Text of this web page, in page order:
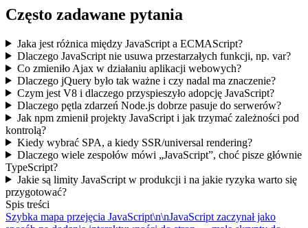
Często zadawane pytania
Jaka jest różnica między JavaScript a ECMAScript?
Dlaczego JavaScript nie usuwa przestarzałych funkcji, np. var?
Co zmieniło Ajax w działaniu aplikacji webowych?
Dlaczego jQuery było tak ważne i czy nadal ma znaczenie?
Czym jest V8 i dlaczego przyspieszyło adopcję JavaScript?
Dlaczego pętla zdarzeń Node.js dobrze pasuje do serwerów?
Jak npm zmienił projekty JavaScript i jak trzymać zależności pod
kontrolą?
Kiedy wybrać SPA, a kiedy SSR/universal rendering?
Dlaczego wiele zespołów mówi „JavaScript”, choć pisze głównie
TypeScript?
Jakie są limity JavaScript w produkcji i na jakie ryzyka warto się
przygotować?
Spis treści
Szybka mapa przejęcia JavaScript\n\nJavaScript zaczynał jako